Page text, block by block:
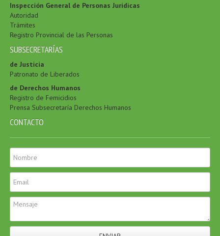
Inspección General de Personas Jurídicas
Autoridad
Trámites
Registro Provincial de las Personas
SUBSECRETARÍAS
de Justicia
Patronato de Liberados
de Derechos Humanos
Registro de Femicidios
Prensa Subsecretaría Derechos Humanos
CONTACTO